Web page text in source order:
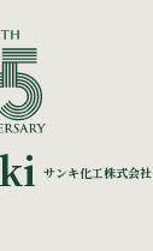
サンキ化工株式会社